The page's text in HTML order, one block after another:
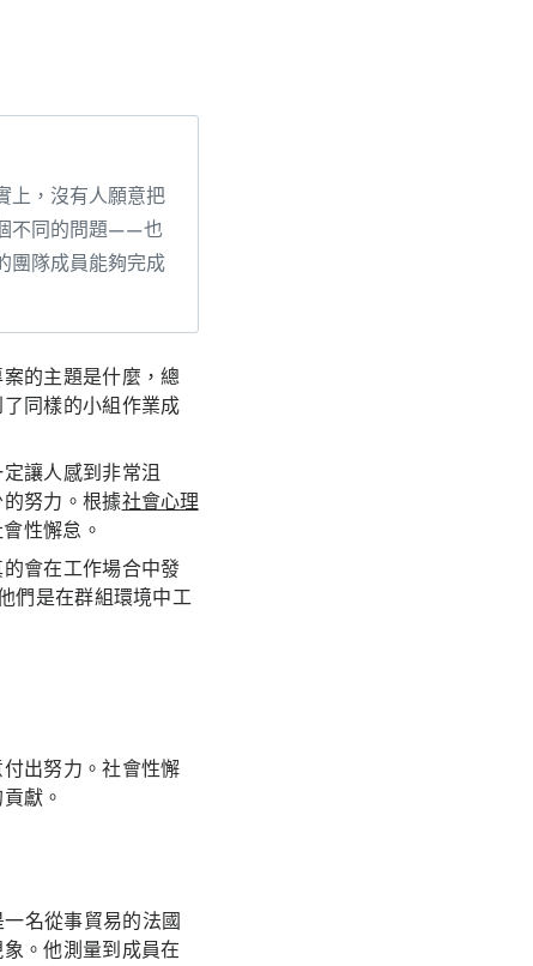
上，沒有人願意把
不同的問題——也
團隊成員能夠完成
的主題是什麼，總
同樣的小組作業成
讓人感到非常沮
努力。根據社會心理
性懈怠。
會在工作場合中發
們是在群組環境中工
出努力。社會性懈
獻。
名從事貿易的法國
。他測量到成員在